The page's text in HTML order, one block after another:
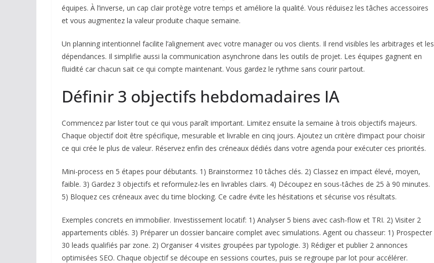
équipes. À l’inverse, un cap clair protège votre temps et améliore la qualité. Vous réduisez les tâches accessoires
et vous augmentez la valeur produite chaque semaine.
Un planning intentionnel facilite l’alignement avec votre manager ou vos clients. Il rend visibles les arbitrages et les
dépendances. Il simplifie aussi la communication asynchrone dans les outils de projet. Les équipes gagnent en
fluidité car chacun sait ce qui compte maintenant. Vous gardez le rythme sans courir partout.
Définir 3 objectifs hebdomadaires IA
Commencez par lister tout ce qui vous paraît important. Limitez ensuite la semaine à trois objectifs majeurs.
Chaque objectif doit être spécifique, mesurable et livrable en cinq jours. Ajoutez un critère d’impact pour choisir
ce qui crée le plus de valeur. Réservez enfin des créneaux dédiés dans votre agenda pour exécuter ces priorités.
Mini-process en 5 étapes pour débutants. 1) Brainstormez 10 tâches clés. 2) Classez en impact élevé, moyen,
faible. 3) Gardez 3 objectifs et reformulez-les en livrables clairs. 4) Découpez en sous-tâches de 25 à 90 minutes.
5) Bloquez ces créneaux avec du time blocking. Ce cadre évite les hésitations et sécurise vos résultats.
Exemples concrets en immobilier. Investissement locatif: 1) Analyser 5 biens avec cash-flow et TRI. 2) Visiter 2
appartements ciblés. 3) Préparer un dossier bancaire complet avec simulations. Agent ou chasseur: 1) Prospecter
30 leads qualifiés par zone. 2) Organiser 4 visites groupées par typologie. 3) Rédiger et publier 2 annonces
optimisées SEO. Chaque objectif se découpe en sessions courtes, puis se regroupe par lot pour accélérer.